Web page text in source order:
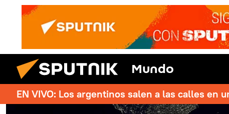
Mundo
EN VIVO: Los argentinos salen a las calles en